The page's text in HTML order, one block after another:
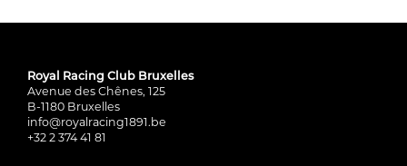
Royal Racing Club Bruxelles
Avenue des Chênes, 125
B-1180 Bruxelles
info@royalracing1891.be
+32 2 374 41 81